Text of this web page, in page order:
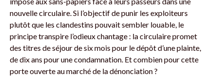
nouvelle circulaire. Si l’objectif de punir les exploiteurs
plutôt que les clandestins pouvait sembler louable, le
principe transpire l’odieux chantage : la circulaire promet
des titres de séjour de six mois pour le dépôt d’une plainte,
de dix ans pour une condamnation. Et combien pour cette
porte ouverte au marché de la dénonciation ?